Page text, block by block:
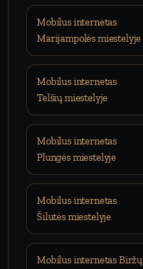
Mobilus internetas
Marijampolės miestelyje
Mobilus internetas
Telšių miestelyje
Mobilus internetas
Plungės miestelyje
Mobilus internetas
Šilutės miestelyje
Mobilus internetas Biržų